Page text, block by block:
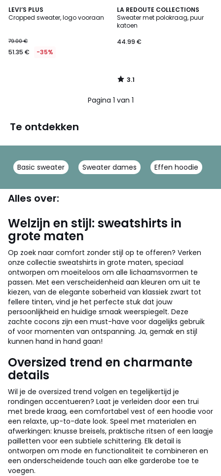
LEVI’S PLUS
Cropped sweater, logo vooraan
79.00 €
51.35 € -35%
LA REDOUTE COLLECTIONS
Sweater met polokraag, puur
katoen
44.99 €
3.1
/
5
3.1
/
Pagina 1 van 1
Te ontdekken
Basic sweater Sweater dames Effen hoodie
Alles over:
Welzijn en stijl: sweatshirts in
grote maten
Op zoek naar comfort zonder stijl op te offeren? Verken
onze collectie sweatshirts in grote maten, speciaal
ontworpen om moeiteloos om alle lichaamsvormen te
passen. Met een verscheidenheid aan kleuren om uit te
kiezen, van de elegante soberheid van klassiek zwart tot
fellere tinten, vind je het perfecte stuk dat jouw
persoonlijkheid en huidige smaak weerspiegelt. Deze
zachte cocons zijn een must-have voor dagelijks gebruik
of voor momenten van ontspanning. Ja, gemak en stijl
kunnen hand in hand gaan!
Oversized trend en charmante
details
Wil je de oversized trend volgen en tegelijkertijd je
rondingen accentueren? Laat je verleiden door een trui
met brede kraag, een comfortabel vest of een hoodie voor
een relaxte, up-to-date look. Speel met materialen en
afwerkingen: knusse breisels, praktische ritsen of een laagje
pailletten voor een subtiele schittering. Elk detail is
ontworpen om mode en functionaliteit te combineren en
een onderscheidende touch aan elke garderobe toe te
voegen.